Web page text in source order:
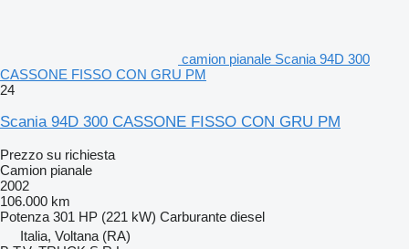
camion pianale Scania 94D 300
CASSONE FISSO CON GRU PM
24
Scania 94D 300 CASSONE FISSO CON GRU PM
Prezzo su richiesta
Camion pianale
2002
106.000 km
Potenza 301 HP (221 kW) Carburante diesel
Italia, Voltana (RA)